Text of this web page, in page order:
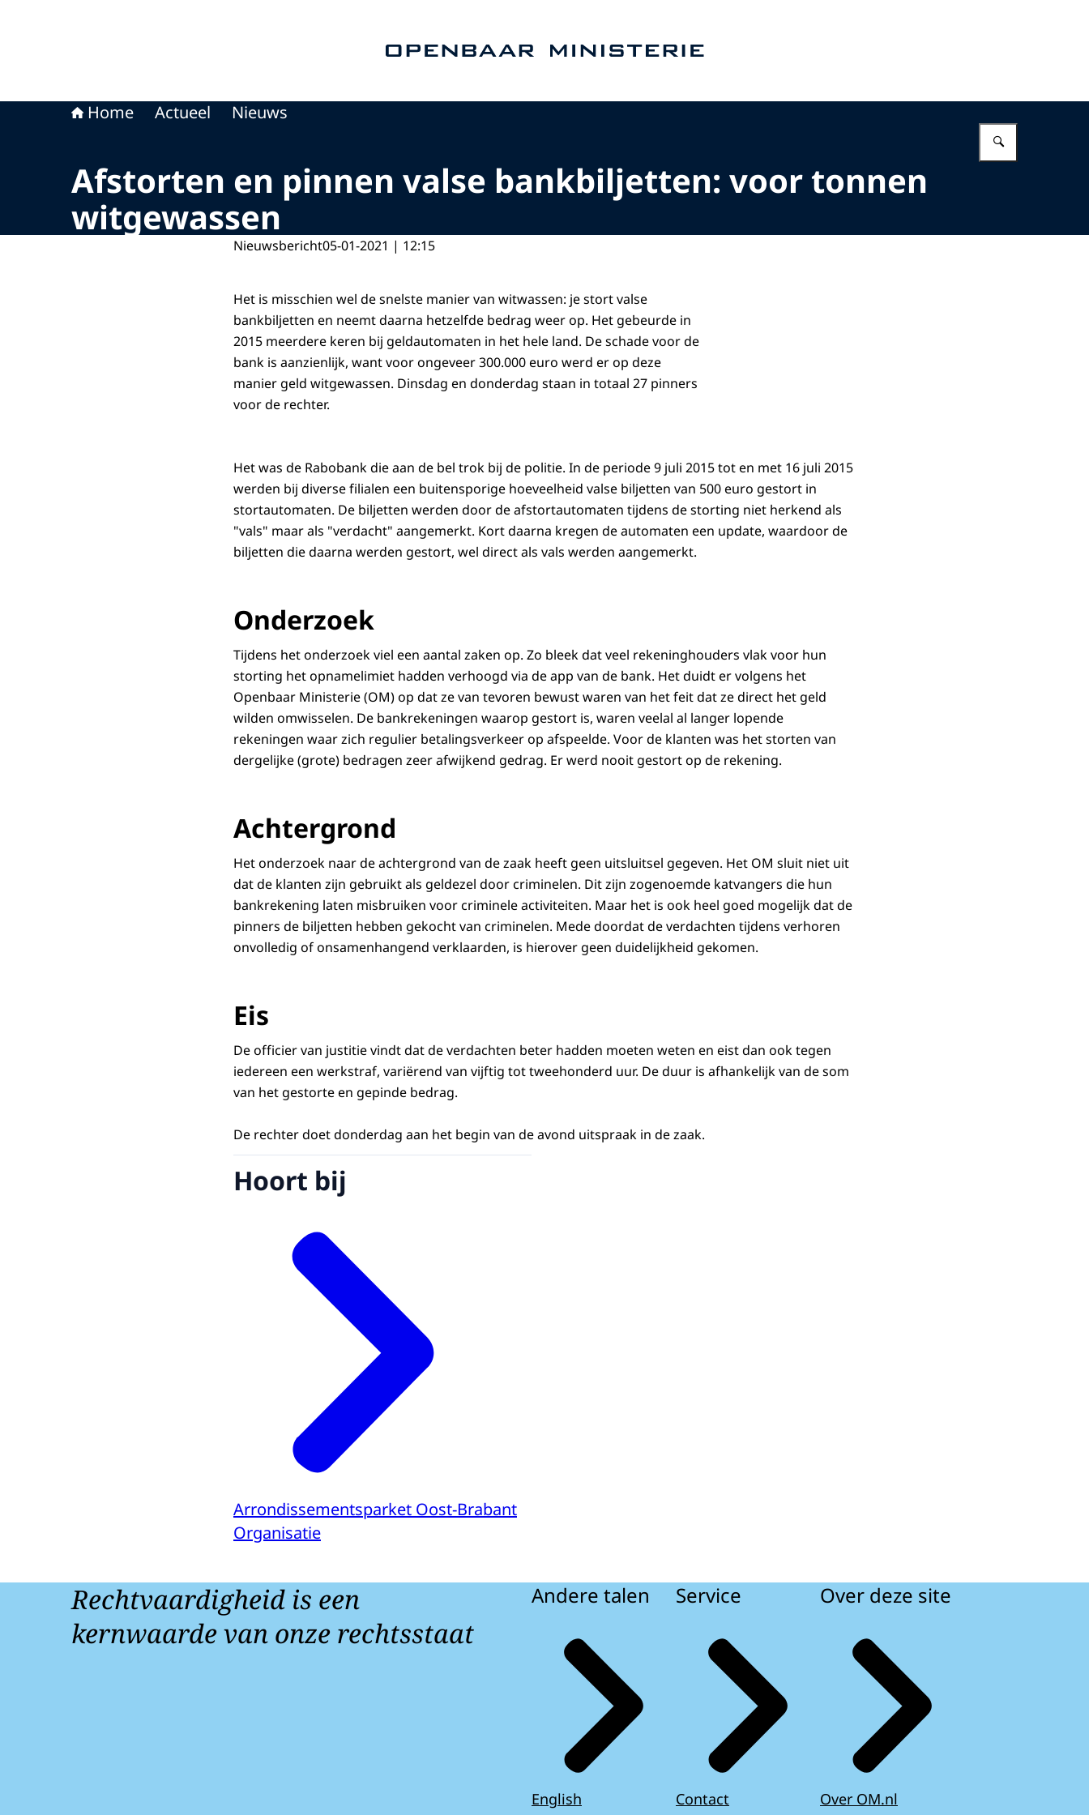
Home Actueel Nieuws
Afstorten en pinnen valse bankbiljetten: voor tonnen
witgewassen
Nieuwsbericht05-01-2021 | 12:15
Het is misschien wel de snelste manier van witwassen: je stort valse
bankbiljetten en neemt daarna hetzelfde bedrag weer op. Het gebeurde in
2015 meerdere keren bij geldautomaten in het hele land. De schade voor de
bank is aanzienlijk, want voor ongeveer 300.000 euro werd er op deze
manier geld witgewassen. Dinsdag en donderdag staan in totaal 27 pinners
voor de rechter.
Het was de Rabobank die aan de bel trok bij de politie. In de periode 9 juli 2015 tot en met 16 juli 2015
werden bij diverse filialen een buitensporige hoeveelheid valse biljetten van 500 euro gestort in
stortautomaten. De biljetten werden door de afstortautomaten tijdens de storting niet herkend als
"vals" maar als "verdacht" aangemerkt. Kort daarna kregen de automaten een update, waardoor de
biljetten die daarna werden gestort, wel direct als vals werden aangemerkt.
Onderzoek
Tijdens het onderzoek viel een aantal zaken op. Zo bleek dat veel rekeninghouders vlak voor hun
storting het opnamelimiet hadden verhoogd via de app van de bank. Het duidt er volgens het
Openbaar Ministerie (OM) op dat ze van tevoren bewust waren van het feit dat ze direct het geld
wilden omwisselen. De bankrekeningen waarop gestort is, waren veelal al langer lopende
rekeningen waar zich regulier betalingsverkeer op afspeelde. Voor de klanten was het storten van
dergelijke (grote) bedragen zeer afwijkend gedrag. Er werd nooit gestort op de rekening.
Achtergrond
Het onderzoek naar de achtergrond van de zaak heeft geen uitsluitsel gegeven. Het OM sluit niet uit
dat de klanten zijn gebruikt als geldezel door criminelen. Dit zijn zogenoemde katvangers die hun
bankrekening laten misbruiken voor criminele activiteiten. Maar het is ook heel goed mogelijk dat de
pinners de biljetten hebben gekocht van criminelen. Mede doordat de verdachten tijdens verhoren
onvolledig of onsamenhangend verklaarden, is hierover geen duidelijkheid gekomen.
Eis
De officier van justitie vindt dat de verdachten beter hadden moeten weten en eist dan ook tegen
iedereen een werkstraf, variërend van vijftig tot tweehonderd uur. De duur is afhankelijk van de som
van het gestorte en gepinde bedrag.
De rechter doet donderdag aan het begin van de avond uitspraak in de zaak.
Hoort bij
Arrondissementsparket Oost-Brabant
Organisatie
Rechtvaardigheid is een
kernwaarde van onze rechtsstaat
Andere talen
English
Service
Contact
Over deze site
Over OM.nl